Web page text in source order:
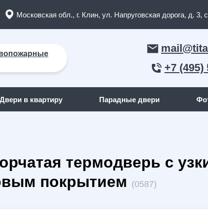
Московская обл., г. Клин, ул. Напруговская дорога, д. 3,
+7 (495)
двери (165)
двери
дома (262)
С отделкой МДФ
С отделкой массив
С отделкой порошок
Двери в квартиру Парадные двери
термодверь с
покрытием (0587)